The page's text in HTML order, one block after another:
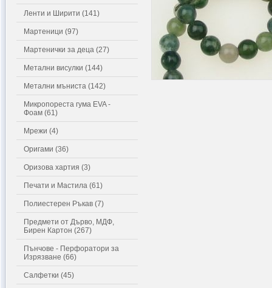
Ленти и Ширити (141)
Мартеници (97)
Мартенички за деца (27)
Метални висулки (144)
Метални мъниста (142)
Микропореста гума EVA -
Фоам (61)
Мрежи (4)
Оригами (36)
Оризова хартия (3)
Печати и Мастила (61)
Полиестерен Ръкав (7)
Предмети от Дърво, МДФ,
Бирен Картон (267)
Пънчове - Перфоратори за
Изрязване (66)
Салфетки (45)